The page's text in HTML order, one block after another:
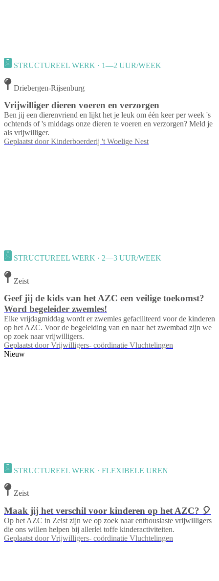
STRUCTUREEL WERK · 1—2 UUR/WEEK
Driebergen-Rijsenburg
Vrijwilliger dieren voeren en verzorgen
Ben jij een dierenvriend en lijkt het je leuk om één keer per week 's
ochtends of 's middags onze dieren te voeren en verzorgen? Meld je
als vrijwilliger.
Geplaatst door Kinderboerderij 't Woelige Nest
STRUCTUREEL WERK · 2—3 UUR/WEEK
Zeist
Geef jij de kids van het AZC een veilige toekomst?
Word begeleider zwemles!
Elke vrijdagmiddag wordt er zwemles gefaciliteerd voor de kinderen
op het AZC. Voor de begeleiding van en naar het zwembad zijn we
op zoek naar vrijwilligers.
Geplaatst door Vrijwilligers- coördinatie Vluchtelingen
Nieuw
STRUCTUREEL WERK · FLEXIBELE UREN
Zeist
Maak jij het verschil voor kinderen op het AZC? 🎈
Op het AZC in Zeist zijn we op zoek naar enthousiaste vrijwilligers
die ons willen helpen bij allerlei toffe kinderactiviteiten.
Geplaatst door Vrijwilligers- coördinatie Vluchtelingen